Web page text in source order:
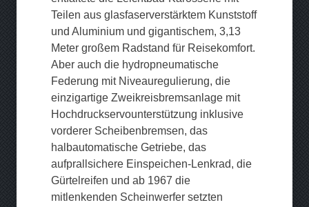
Teilen aus glasfaserverstärktem Kunststoff
und Aluminium und gigantischem, 3,13
Meter großem Radstand für Reisekomfort.
Aber auch die hydropneumatische
Federung mit Niveauregulierung, die
einzigartige Zweikreisbremsanlage mit
Hochdruckservounterstützung inklusive
vorderer Scheibenbremsen, das
halbautomatische Getriebe, das
aufprallsichere Einspeichen-Lenkrad, die
Gürtelreifen und ab 1967 die
mitlenkenden Scheinwerfer setzten